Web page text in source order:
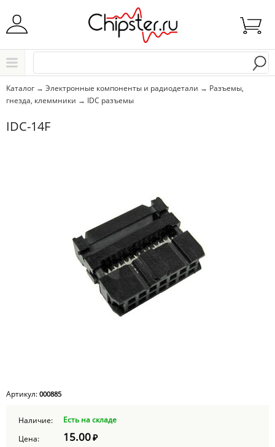
Начните водить название города..
Выбрать
Каталог → Электронные компоненты и радиодетали → Разъемы,
гнезда, клеммники → IDC разъемы
IDC-14F
Артикул: 000885
Наличие:
Есть на складе
Цена:
15.00₽